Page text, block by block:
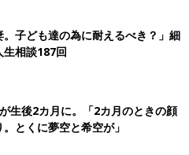
』と、けんかになりました。あ
ゃんを寝かせるのがどれだけ大変
るとどれだけ“はぁ…”となる
と、苦労ってわからないです
／松 純 ヘア＆メイク／山口恵
。子ども達の為に耐えるべき？」細
生相談187回
生後2カ月に。「2カ月のときの顔
とくに夢空と希空が」